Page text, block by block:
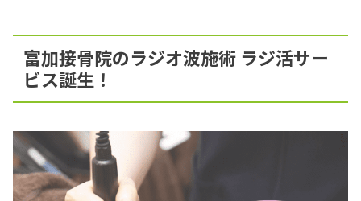
富加接骨院のラジオ波施術 ラジ活サー
ビス誕生！